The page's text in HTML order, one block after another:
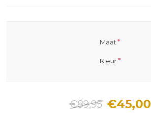
Maat *
Kleur*
€89,95 €45,00